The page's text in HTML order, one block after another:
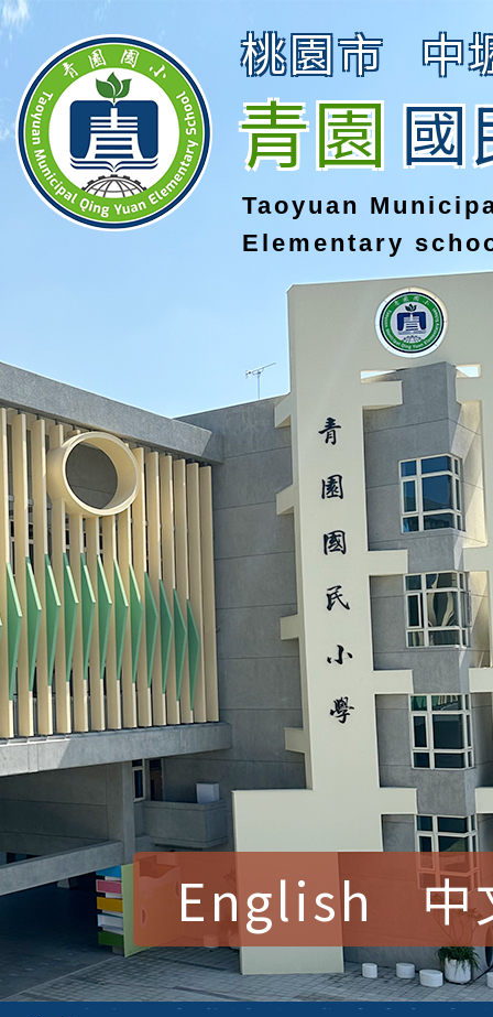
桃園市 中
青園國
Taoyuan
Elementary
English 中
賀！本校參加桃園市中